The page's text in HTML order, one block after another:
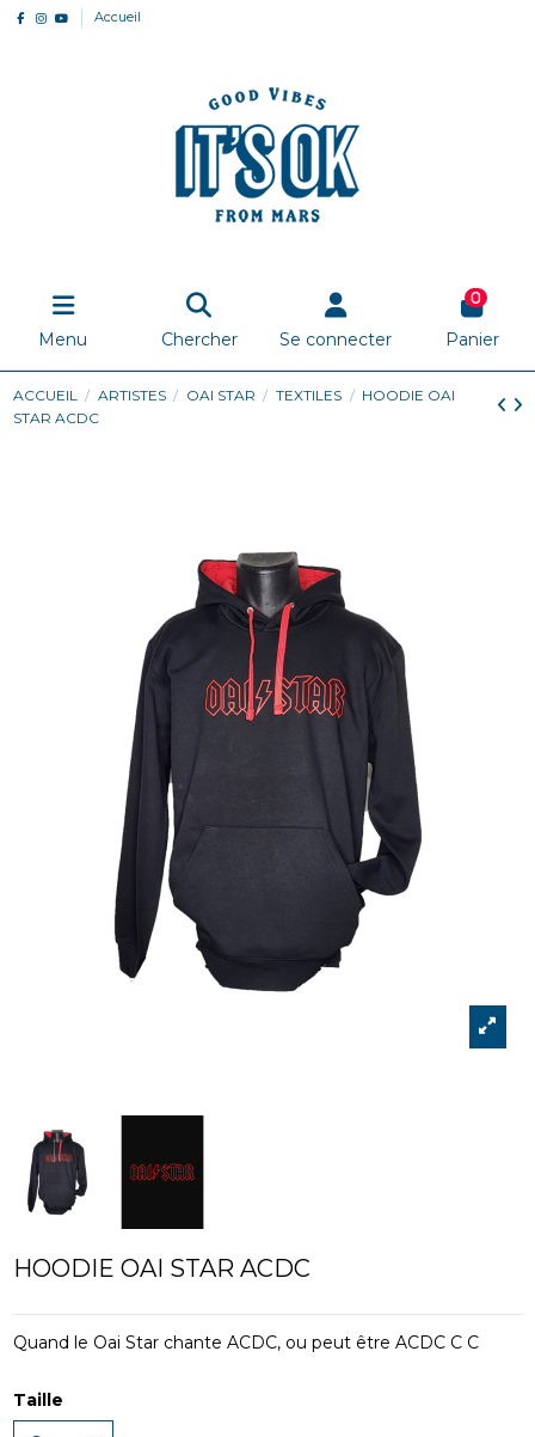
Accueil
Menu Chercher Se connecter
0
Panier
ACCUEIL ARTISTES OAI STAR TEXTILES
HOODIE OAI
STAR ACDC
HOODIE OAI STAR ACDC
Quand le Oai Star chante ACDC, ou peut être ACDC C C
Taille